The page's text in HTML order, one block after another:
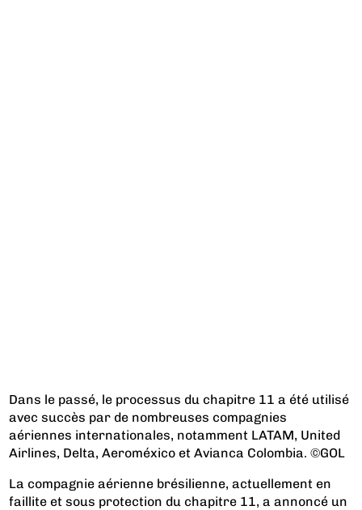
Dans le passé, le processus du chapitre 11 a été utilisé
avec succès par de nombreuses compagnies
aériennes internationales, notamment LATAM, United
Airlines, Delta, Aeroméxico et Avianca Colombia. ©GOL
La compagnie aérienne brésilienne, actuellement en
faillite et sous protection du chapitre 11, a annoncé un